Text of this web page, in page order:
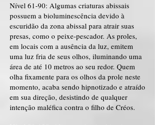
Nível 61-90: Algumas criaturas abissais
possuem a bioluminescência devido à
escuridão da zona abissal para atrair suas
presas, como o peixe-pescador. As proles,
em locais com a ausência da luz, emitem
uma luz fria de seus olhos, iluminando uma
área de até 10 metros ao seu redor. Quem
olha fixamente para os olhos da prole neste
momento, acaba sendo hipnotizado e atraído
em sua direção, desistindo de qualquer
intenção maléfica contra o filho de Créos.